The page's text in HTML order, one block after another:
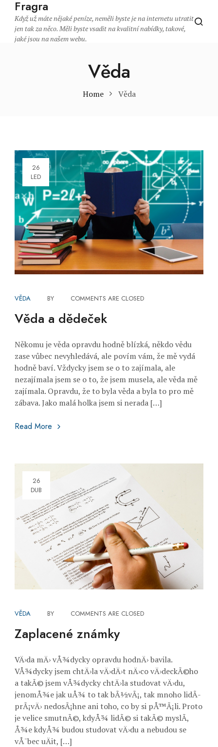
Fragra
Když už máte nějaké peníze, neměli byste je na internetu utratit
jen tak za něco. Měli byste vsadit na kvalitní nabídky, takové,
jaké jsou na našem webu.
Věda
Home Věda
26
LED
VĚDA BY COMMENTS ARE CLOSED
Věda a dědeček
Někomu je věda opravdu hodně blízká, někdo vědu
zase vůbec nevyhledává, ale povím vám, že mě vydá
hodně baví. Vždycky jsem se o to zajímala, ale
nezajímala jsem se o to, že jsem musela, ale věda mě
zajímala. Opravdu, že to byla věda a byla to pro mě
zábava. Jako malá holka jsem si nerada […]
Věda a dědeček
Read More
26
DUB
VĚDA BY COMMENTS ARE CLOSED
Zaplacené známky
VÄ›da mÄ› vÅ¾dycky opravdu hodnÄ› bavila.
VÅ¾dycky jsem chtÄ›la vÄ›dÄ›t nÄ›co vÄ›deckÃ©ho
a takÃ© jsem vÅ¾dycky chtÄ›la studovat vÄ›du,
jenomÅ¾e jak uÅ¾ to tak bÃ½vÃ¡, tak mnoho lidÃ­
prÃ¡vÄ› nedosÃ¡hne ani toho, co by si pÅ™Ã¡li. Proto
je velice smutnÃ©, kdyÅ¾ lidÃ© si takÃ© myslÃ­,
Å¾e kdyÅ¾ budou studovat vÄ›du a nebudou se
vÅ¯bec uÄit, […]